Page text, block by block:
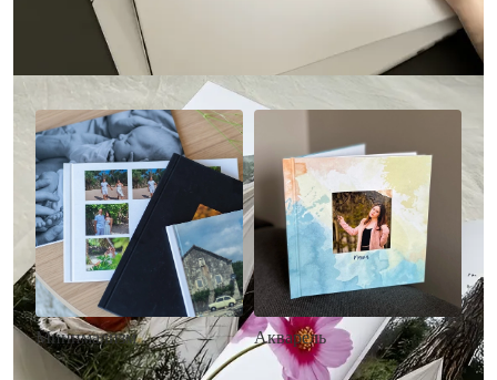
Минимализм Акварель